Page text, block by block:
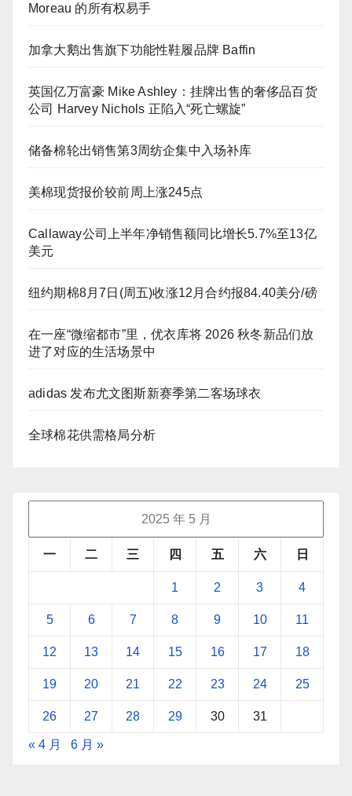
Moreau 的所有权易手
加拿大鹅出售旗下功能性鞋履品牌 Baffin
英国亿万富豪 Mike Ashley：挂牌出售的奢侈品百货
公司 Harvey Nichols 正陷入“死亡螺旋”
储备棉轮出销售第3周纺企集中入场补库
美棉现货报价较前周上涨245点
Callaway公司上半年净销售额同比增长5.7%至13亿
美元
纽约期棉8月7日(周五)收涨12月合约报84.40美分/磅
在一座“微缩都市”里，优衣库将 2026 秋冬新品们放
进了对应的生活场景中
adidas 发布尤文图斯新赛季第二客场球衣
全球棉花供需格局分析
2025 年 5 月
一 二 三 四 五 六 日
1 2 3 4
5 6 7 8 9 10 11
12 13 14 15 16 17 18
19 20 21 22 23 24 25
26 27 28 29 30 31
« 4 月 6 月 »